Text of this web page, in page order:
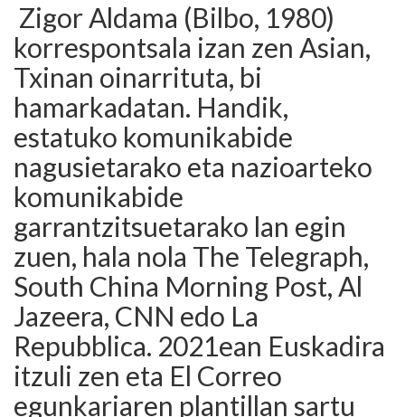
Zigor Aldama (Bilbo, 1980)
korrespontsala izan zen Asian,
Txinan oinarrituta, bi
hamarkadatan. Handik,
estatuko komunikabide
nagusietarako eta nazioarteko
komunikabide
garrantzitsuetarako lan egin
zuen, hala nola The Telegraph,
South China Morning Post, Al
Jazeera, CNN edo La
Repubblica. 2021ean Euskadira
itzuli zen eta El Correo
egunkariaren plantillan sartu